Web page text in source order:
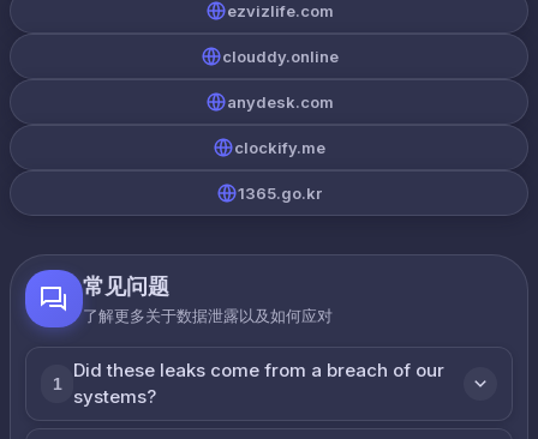
ezvizlife.com
clouddy.online
anydesk.com
clockify.me
1365.go.kr
常见问题
了解更多关于数据泄露以及如何应对
1
Did these leaks come from a breach of our
systems?